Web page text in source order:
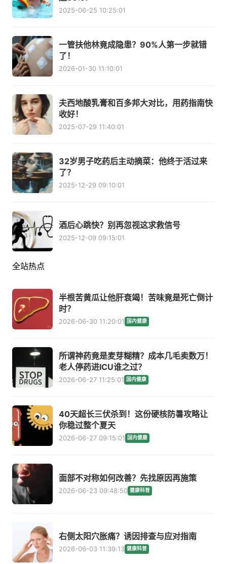
2025-06-25 10:25:01
一管扶他林竟成隐患？90%人第一步就错
了！
2026-01-30 11:10:01
夫西地酸乳膏和百多邦大对比，用药指南快
收好！
2025-07-29 11:40:01
32岁男子吃药后主动摘菜：他终于活过来
了？
2025-12-29 09:10:01
酒后心跳快？别再忽视这求救信号
2025-12-09 09:15:01
全站热点
半根苦黄瓜让他肝衰竭！苦味竟是死亡倒计
时？
2026-06-30 11:20:01 国内健康
所谓神药竟是麦芽糊精？成本几毛卖数万！
老人停药进ICU谁之过？
2026-06-27 11:25:01 国内健康
40天超长三伏杀到！这份硬核防暑攻略让
你稳过整个夏天
2026-06-27 09:15:01 国内健康
面部不对称如何改善？先找原因再施策
2026-06-23 09:48:50 健康科普
右侧太阳穴胀痛？诱因排查与应对指南
2026-06-03 11:39:13 健康科普